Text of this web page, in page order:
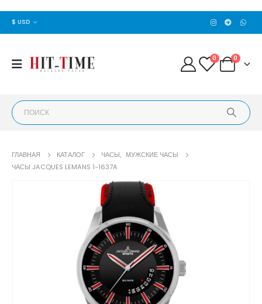
$ USD
0 0
ГЛАВНАЯ КАТАЛОГ ЧАСЫ, МУЖСКИЕ ЧАСЫ
ЧАСЫ JACQUES LEMANS 1-1637A